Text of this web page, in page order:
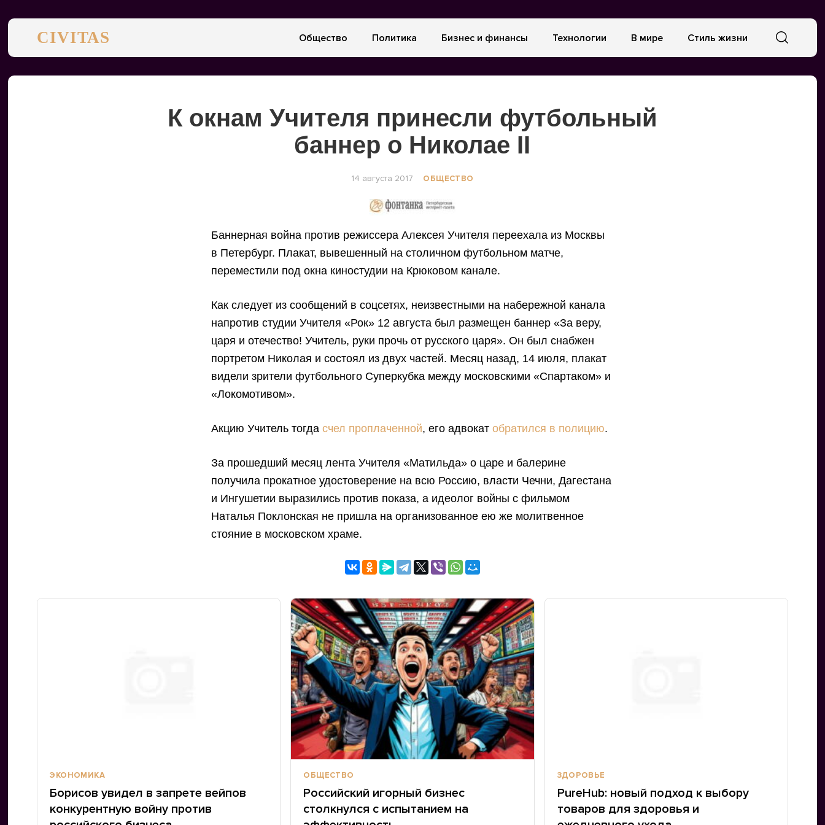
CIVITAS Общество Политика Бизнес и финансы Технологии В мире Стиль жизни
К окнам Учителя принесли футбольный
баннер о Николае II
14 августа 2017 ОБЩЕСТВО
Баннерная война против режиссера Алексея Учителя переехала из Москвы
в Петербург. Плакат, вывешенный на столичном футбольном матче,
переместили под окна киностудии на Крюковом канале.
Как следует из сообщений в соцсетях, неизвестными на набережной канала
напротив студии Учителя «Рок» 12 августа был размещен баннер «За веру,
царя и отечество! Учитель, руки прочь от русского царя». Он был снабжен
портретом Николая и состоял из двух частей. Месяц назад, 14 июля, плакат
видели зрители футбольного Суперкубка между московскими «Спартаком» и
«Локомотивом».
Акцию Учитель тогдасчел проплаченной, его адвокатобратился в полицию.
За прошедший месяц лента Учителя «Матильда» о царе и балерине
получила прокатное удостоверение на всю Россию, власти Чечни, Дагестана
и Ингушетии выразились против показа, а идеолог войны с фильмом
Наталья Поклонская не пришла на организованное ею же молитвенное
стояние в московском храме.
ЭКОНОМИКА
Борисов увидел в запрете вейпов
конкурентную войну против
ОБЩЕСТВО
Российский игорный бизнес
столкнулся с испытанием на
ЗДОРОВЬЕ
PureHub: новый подход к выбору
товаров для здоровья и